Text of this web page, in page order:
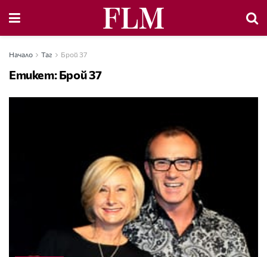
Начало Таг Брой 37
Етикет:Брой 37